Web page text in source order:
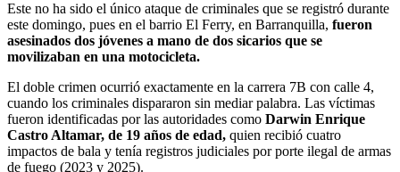
Este no ha sido el único ataque de criminales que se registró durante
este domingo, pues en el barrio El Ferry, en Barranquilla, fueron
asesinados dos jóvenes a mano de dos sicarios que se
movilizaban en una motocicleta.
El doble crimen ocurrió exactamente en la carrera 7B con calle 4,
cuando los criminales dispararon sin mediar palabra. Las víctimas
fueron identificadas por las autoridades como Darwin Enrique
Castro Altamar, de 19 años de edad, quien recibió cuatro
impactos de bala y tenía registros judiciales por porte ilegal de armas
de fuego (2023 y 2025).